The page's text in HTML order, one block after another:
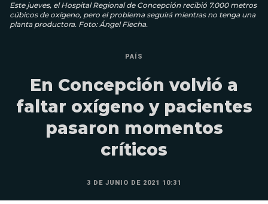
Este jueves, el Hospital Regional de Concepción recibió 7.000 metros
cúbicos de oxígeno, pero el problema seguirá mientras no tenga una
planta productora. Foto: Ángel Flecha.
PAÍS
En Concepción volvió a
faltar oxígeno y pacientes
pasaron momentos
críticos
3 DE JUNIO DE 2021 10:31